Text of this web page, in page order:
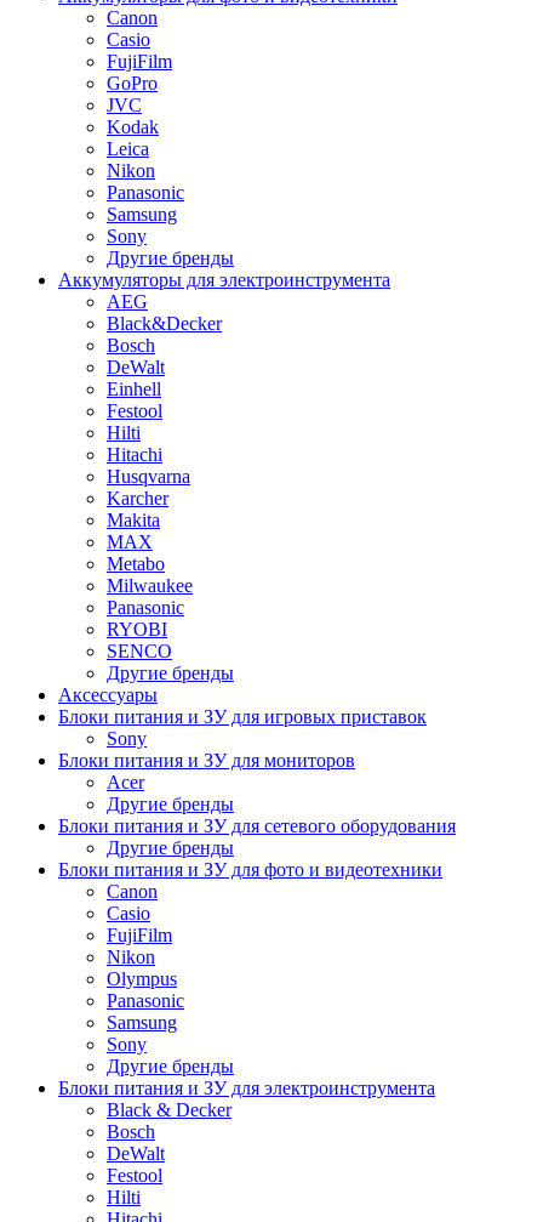
Canon
Casio
FujiFilm
GoPro
JVC
Kodak
Leica
Nikon
Panasonic
Samsung
Sony
Другие бренды
Аккумуляторы для электроинструмента
AEG
Black&Decker
Bosch
DeWalt
Einhell
Festool
Hilti
Hitachi
Husqvarna
Karcher
Makita
MAX
Metabo
Milwaukee
Panasonic
RYOBI
SENCO
Другие бренды
Аксессуары
Блоки питания и ЗУ для игровых приставок
Sony
Блоки питания и ЗУ для мониторов
Acer
Другие бренды
Блоки питания и ЗУ для сетевого оборудования
Другие бренды
Блоки питания и ЗУ для фото и видеотехники
Canon
Casio
FujiFilm
Nikon
Olympus
Panasonic
Samsung
Sony
Другие бренды
Блоки питания и ЗУ для электроинструмента
Black & Decker
Bosch
DeWalt
Festool
Hilti